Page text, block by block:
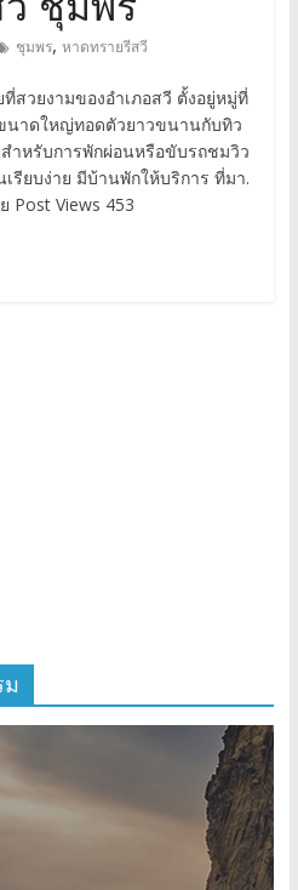
ชุมพร, หาดทรายรีสวี
สวยงามของอำเภอสวี ตั้งอยู่หมู่ที่
นาดใหญ่ทอดตัวยาวขนานกับทิว
ำหรับการพักผ่อนหรือขับรถชมวิว
รียบง่าย มีบ้านพักให้บริการ ที่มา.
Post Views 453